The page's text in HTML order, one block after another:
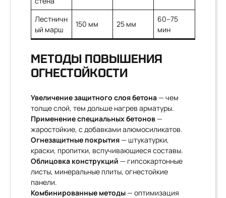
Лестничн
ый марш
150 мм 25 мм
60–75
мин
МЕТОДЫ ПОВЫШЕНИЯ
ОГНЕСТОЙКОСТИ
Увеличение защитного слоя бетона— чем
толще слой, тем дольше нагрев арматуры.
Применение специальных бетонов—
жаростойкие, с добавками алюмосиликатов.
Огнезащитные покрытия— штукатурки,
краски, пропитки, вспучивающиеся составы.
Облицовка конструкций — гипсокартонные
листы, минеральные плиты, огнестойкие
панели.
Комбинированные методы— оптимизация